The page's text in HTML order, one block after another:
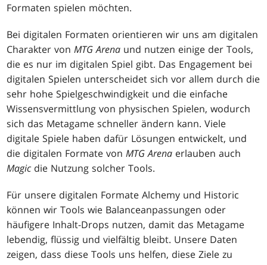
Formaten spielen möchten.
Bei digitalen Formaten orientieren wir uns am digitalen
Charakter vonMTG Arena und nutzen einige der Tools,
die es nur im digitalen Spiel gibt. Das Engagement bei
digitalen Spielen unterscheidet sich vor allem durch die
sehr hohe Spielgeschwindigkeit und die einfache
Wissensvermittlung von physischen Spielen, wodurch
sich das Metagame schneller ändern kann. Viele
digitale Spiele haben dafür Lösungen entwickelt, und
die digitalen Formate vonMTG Arena erlauben auch
Magic die Nutzung solcher Tools.
Für unsere digitalen Formate Alchemy und Historic
können wir Tools wie Balanceanpassungen oder
häufigere Inhalt-Drops nutzen, damit das Metagame
lebendig, flüssig und vielfältig bleibt. Unsere Daten
zeigen, dass diese Tools uns helfen, diese Ziele zu